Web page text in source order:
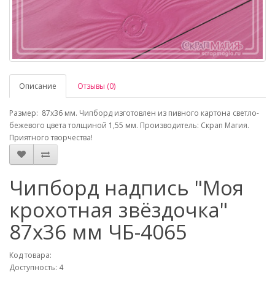
Описание Отзывы (0)
Размер: 87х36 мм. Чипборд изготовлен из пивного картона светло-
бежевого цвета толщиной 1,55 мм. Производитель: Скрап Магия.
Приятного творчества!
Чипборд надпись "Моя
крохотная звёздочка"
87х36 мм ЧБ-4065
Код товара:
Доступность: 4